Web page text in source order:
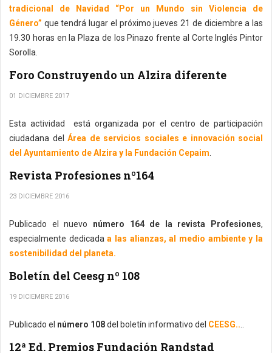
tradicional de Navidad “Por un Mundo sin Violencia de
Género” que tendrá lugar el próximo jueves 21 de diciembre a las
19.30 horas en la Plaza de los Pinazo frente al Corte Inglés Pintor
Sorolla.
Foro Construyendo un Alzira diferente
01 DICIEMBRE 2017
Esta actividad está organizada por el centro de participación
ciudadana del Área de servicios sociales e innovación social
del Ayuntamiento de Alzira y la Fundación Cepaim
Revista Profesiones nº164
23 DICIEMBRE 2016
Publicado el nuevo número 164 de la revista Profesiones,
especialmente dedicadaa las alianzas, al medio ambiente y la
sostenibilidad del planeta.
Boletín del Ceesg nº 108
19 DICIEMBRE 2016
Publicado el número 108del boletín informativo del CEESG..
12ª Ed. Premios Fundación Randstad